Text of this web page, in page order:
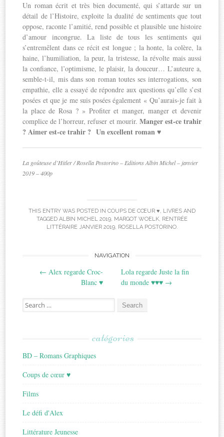
Un roman écrit et très bien documenté, qui s’attarde sur un
détail de l’Histoire, exploite la dualité de sentiments que tout
oppose, raconte l’amitié, rend possible et plausible une histoire
d’amour incongrue. La liste de tous les sentiments qui
s’entremêlent dans ce récit est longue ; la honte, la colère, la
haine, l’humiliation, la peur, la tristesse, la révolte mais aussi
la confiance, l’optimisme, le plaisir, la douceur… L’auteure a,
semble-t-il, mis dans son roman toutes ses interrogations, son
empathie, elle a essayé de répondre aux questions qu’elle s’est
posées et que je me suis posées également « Qu’aurais-je fait à
la place de Rosa ? » Profiter et manger, manger et devenir
complice de l’horreur, refuser et mourir. Manger est-ce trahir
? Aimer est-ce trahir ? Un excellent roman ♥
La goûteuse d’Hitler / Rosella Postorino – Editions Albin Michel – janvier
2019 – 400p
THIS ENTRY WAS POSTED IN COUPS DE CŒUR ♥, LIVRES AND
TAGGED ALBIN MICHEL 2019, MARGOT WOELK, RENTRÉE
LITTÉRAIRE JANVIER 2019, ROSELLA POSTORINO.
navigation
NAVIGATION
← Alex regarde Croc-
Blanc ♥
Lola regarde Juste la fin
du monde ♥♥♥ →
Search
for:
catégories
BD – Romans Graphiques
Coups de cœur ♥
Films
Le défi d'Alex
Littérature Jeunesse